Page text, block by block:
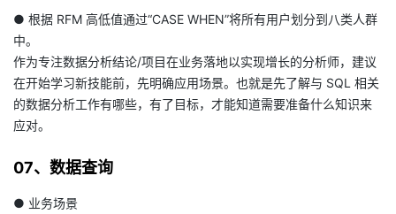
● 根据 RFM 高低值通过“CASE WHEN”将所有用户划分到八类人群
中。
作为专注数据分析结论/项目在业务落地以实现增长的分析师，建议
在开始学习新技能前，先明确应用场景。也就是先了解与 SQL 相关
的数据分析工作有哪些，有了目标，才能知道需要准备什么知识来
应对。
07、数据查询
● 业务场景